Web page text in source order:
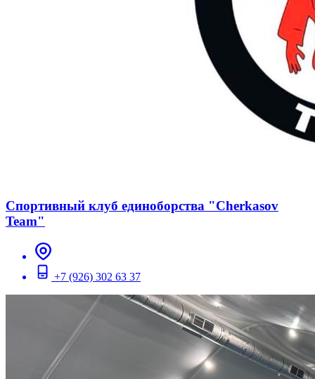
Спортивный клуб единоборства "Cherkasov
Team"
+7 (926) 302 63 37